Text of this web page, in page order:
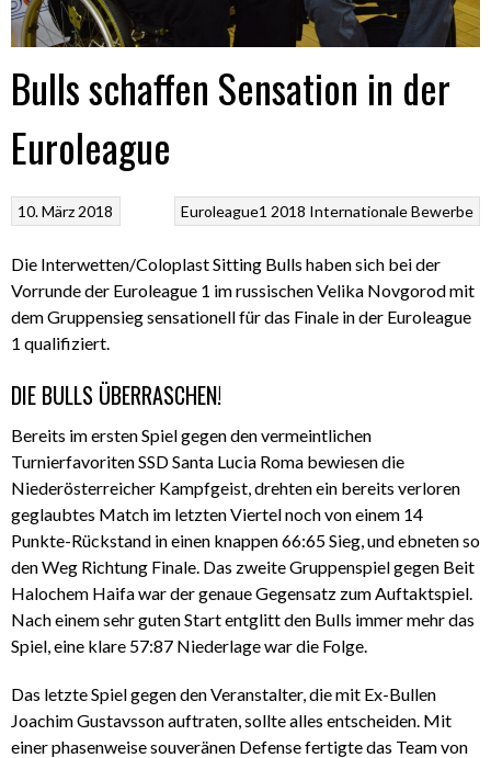
Bulls schaffen Sensation in der
Euroleague
Euroleague1 2018 Internationale Bewerbe
10. März 2018
Die Interwetten/Coloplast Sitting Bulls haben sich bei der
Vorrunde der Euroleague 1 im russischen Velika Novgorod mit
dem Gruppensieg sensationell für das Finale in der Euroleague
1 qualifiziert.
DIE BULLS ÜBERRASCHEN!
Bereits im ersten Spiel gegen den vermeintlichen
Turnierfavoriten SSD Santa Lucia Roma bewiesen die
Niederösterreicher Kampfgeist, drehten ein bereits verloren
geglaubtes Match im letzten Viertel noch von einem 14
Punkte-Rückstand in einen knappen 66:65 Sieg, und ebneten so
den Weg Richtung Finale. Das zweite Gruppenspiel gegen Beit
Halochem Haifa war der genaue Gegensatz zum Auftaktspiel.
Nach einem sehr guten Start entglitt den Bulls immer mehr das
Spiel, eine klare 57:87 Niederlage war die Folge.
Das letzte Spiel gegen den Veranstalter, die mit Ex-Bullen
Joachim Gustavsson auftraten, sollte alles entscheiden. Mit
einer phasenweise souveränen Defense fertigte das Team von